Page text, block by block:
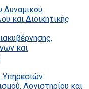
Δυναμικού
και Διοικητικής
και
Υπηρεσιών
Λογιστηρίου και